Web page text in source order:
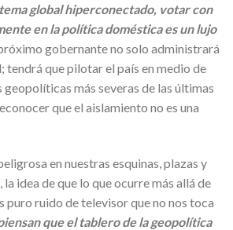
global hiperconectado, votar con
en la política doméstica es un lujo
gobernante no solo administrará
que pilotar el país en medio de
geopolíticas más severas de las últimas
que el aislamiento no es una
en nuestras esquinas, plazas y
idea de que lo que ocurre más allá de
puro ruido de televisor que no nos toca
que el tablero de la geopolítica